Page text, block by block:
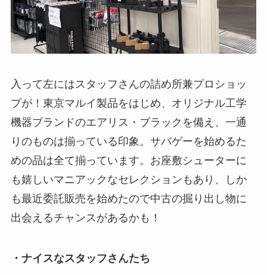
入って左にはスタッフさんの詰め所兼プロショッ
プが！東京マルイ製品をはじめ、オリジナル工学
機器ブランドのエアリス・ブラックを備え、一通
りのものは揃っている印象。サバゲーを始めるた
めの品は全て揃っています。お座敷シューターに
も嬉しいマニアックなセレクションもあり、しか
も最近委託販売を始めたので中古の掘り出し物に
出会えるチャンスがあるかも！
・ナイスなスタッフさんたち